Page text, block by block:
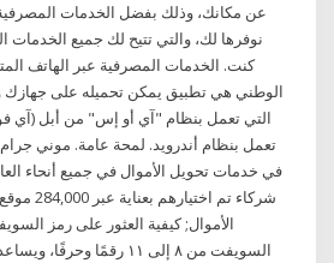
عن مكانك، وذلك بفضل الخدمات
نوفرها لك، والتي تتيح لك جميع الخدمات
كنت. الخدمات المصرفية عبر الهاتف
الوطني هي تطبيق يمكن تحميله على جهازك
التي تعمل بنظام "آي أو إس" من أبل (آي
تعمل بنظام أندرويد. لمحة عامة. موني
في خدمات تحويل الأموال في جميع أنحاء
الأموال; كيفية العثور على رمز
السويفت من ٨ إلى ١١ رقمًا